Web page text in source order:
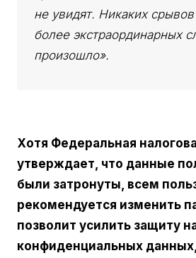
не увидят. Никаких
более экстраординарных
произошло».
Хотя Федеральная
утверждает, что данные
были затронуты, всем
рекомендуется изменить
позволит усилить защиту
конфиденциальных